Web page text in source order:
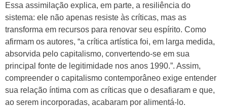
Essa assimilação explica, em parte, a resiliência do
sistema: ele não apenas resiste às críticas, mas as
transforma em recursos para renovar seu espírito. Como
afirmam os autores, “a crítica artística foi, em larga medida,
absorvida pelo capitalismo, convertendo-se em sua
principal fonte de legitimidade nos anos 1990.”. Assim,
compreender o capitalismo contemporâneo exige entender
sua relação íntima com as críticas que o desafiaram e que,
ao serem incorporadas, acabaram por alimentá-lo.